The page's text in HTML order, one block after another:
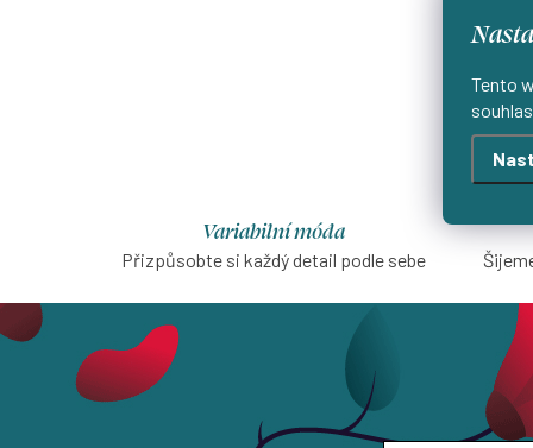
Tento
Variabilní móda
Přizpůsobte si každý detail podle sebe